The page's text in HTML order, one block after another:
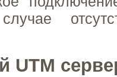
UTM